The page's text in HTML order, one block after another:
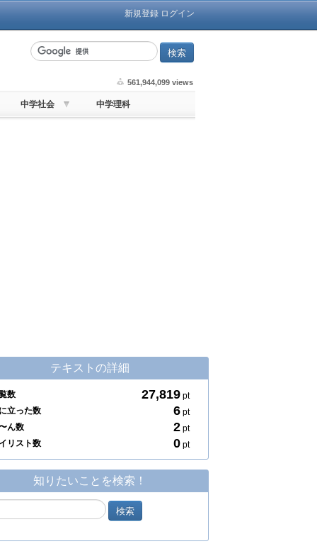
新規登録 ログイン
561,944,099 views
中学社会 中学理科
テキストの詳細
数 27,819 pt
立った数
6 pt
ん数
2 pt
リスト数
0 pt
知りたいことを検索！